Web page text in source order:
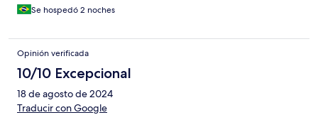
Se hospedó 2 noches
Opinión verificada
10/10 Excepcional
18 de agosto de 2024
Traducir con Google